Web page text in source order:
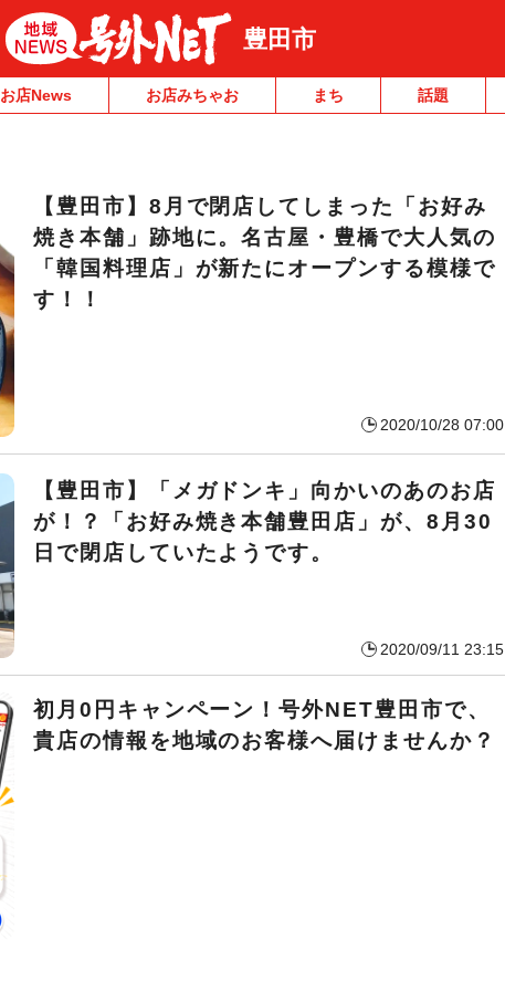
豊田市
お店News お店みちゃお まち 話題
【豊田市】8月で閉店してしまった「お好み
焼き本舗」跡地に。名古屋・豊橋で大人気の
「韓国料理店」が新たにオープンする模様で
す！！
2020/10/28 07:00
【豊田市】「メガドンキ」向かいのあのお店
が！？「お好み焼き本舗豊田店」が、8月30
日で閉店していたようです。
2020/09/11 23:15
初月0円キャンペーン！号外NET豊田市で、
貴店の情報を地域のお客様へ届けませんか？